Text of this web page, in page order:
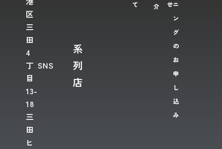
区
三
田
4
丁
目
13-
18
三
田
ヒ
SNS
系
列
店
て
介
せニ
ン
グ
の
お
申
し
込
み